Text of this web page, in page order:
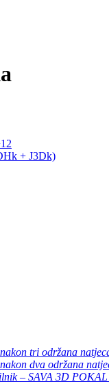
+ J3Dk)
tri održana
dva održana
– SAVA 3D